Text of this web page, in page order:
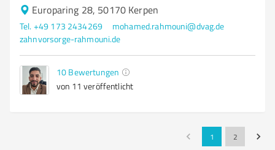
Europaring 28, 50170 Kerpen
Tel. +49 173 2434269
mohamed.rahmouni@dvag.de
zahnvorsorge-rahmouni.de
10 Bewertungen
von 11 veröffentlicht
1 2